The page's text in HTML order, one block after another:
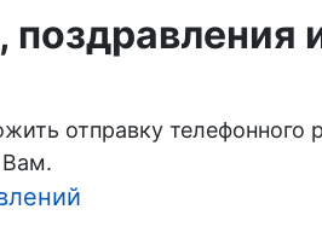
отправку телефонного
Вам.